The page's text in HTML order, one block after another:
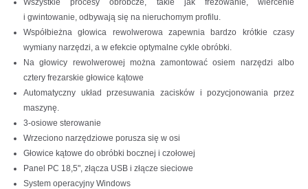
i gwintowanie, odbywają się na nieruchomym profilu.
Współbieżna głowica rewolwerowa zapewnia bardzo krótkie czasy
wymiany narzędzi, a w efekcie optymalne cykle obróbki.
Na głowicy rewolwerowej można zamontować osiem narzędzi albo
cztery frezarskie głowice kątowe
Automatyczny układ przesuwania zacisków i pozycjonowania przez
maszynę.
3-osiowe sterowanie
Wrzeciono narzędziowe porusza się w osi
Głowice kątowe do obróbki bocznej i czołowej
Panel PC 18,5", złącza USB i złącze sieciowe
System operacyjny Windows